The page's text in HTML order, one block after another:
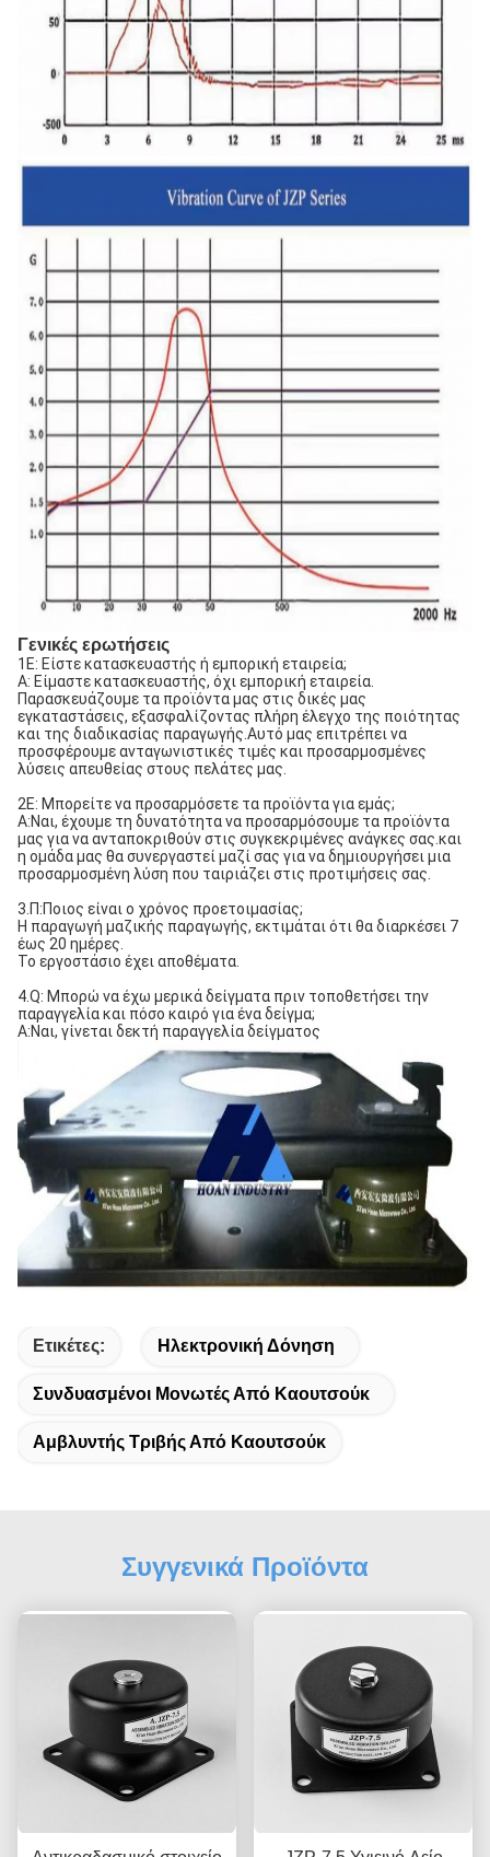
Γενικές ερωτήσεις
1Ε: Είστε κατασκευαστής ή εμπορική εταιρεία;
Α: Είμαστε κατασκευαστής, όχι εμπορική εταιρεία.
Παρασκευάζουμε τα προϊόντα μας στις δικές μας
εγκαταστάσεις, εξασφαλίζοντας πλήρη έλεγχο της ποιότητας
και της διαδικασίας παραγωγής.Αυτό μας επιτρέπει να
προσφέρουμε ανταγωνιστικές τιμές και προσαρμοσμένες
λύσεις απευθείας στους πελάτες μας.
2Ε: Μπορείτε να προσαρμόσετε τα προϊόντα για εμάς;
Α:Ναι, έχουμε τη δυνατότητα να προσαρμόσουμε τα προϊόντα
μας για να ανταποκριθούν στις συγκεκριμένες ανάγκες σας.και
η ομάδα μας θα συνεργαστεί μαζί σας για να δημιουργήσει μια
προσαρμοσμένη λύση που ταιριάζει στις προτιμήσεις σας.
3.Π:Ποιος είναι ο χρόνος προετοιμασίας;
Η παραγωγή μαζικής παραγωγής, εκτιμάται ότι θα διαρκέσει 7
έως 20 ημέρες.
Το εργοστάσιο έχει αποθέματα.
4.Q: Μπορώ να έχω μερικά δείγματα πριν τοποθετήσει την
παραγγελία και πόσο καιρό για ένα δείγμα;
Α:Ναι, γίνεται δεκτή παραγγελία δείγματος
Ετικέτες: Ηλεκτρονική Δόνηση
Συνδυασμένοι Μονωτές Από Καουτσούκ
Αμβλυντής Τριβής Από Καουτσούκ
Συγγενικά Προϊόντα